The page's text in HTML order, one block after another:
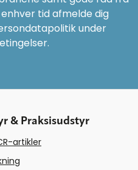
tid afmelde dig
under
& Praksisudstyr
artikler